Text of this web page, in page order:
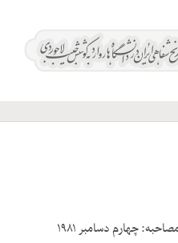
روایت‌کننده: دکتر علی امینی تاریخ مصاحبه: چهارم دسامبر ۱۹۸۱